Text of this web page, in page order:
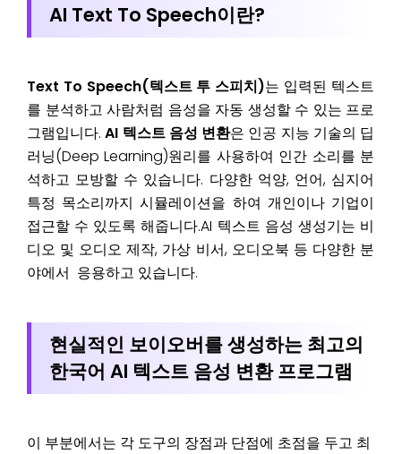
AI Text To Speech이란?
Text To Speech(텍스트 투 스피치)는 입력된 텍스트
를 분석하고 사람처럼 음성을 자동 생성할 수 있는 프로
그램입니다.AI 텍스트 음성 변환은 인공 지능 기술의 딥
러닝(Deep Learning)원리를 사용하여 인간 소리를 분
석하고 모방할 수 있습니다. 다양한 억양, 언어, 심지어
특정 목소리까지 시뮬레이션을 하여 개인이나 기업이
접근할 수 있도록 해줍니다.AI 텍스트 음성 생성기는 비
디오 및 오디오 제작, 가상 비서, 오디오북 등 다양한 분
야에서 응용하고 있습니다.
현실적인 보이오버를 생성하는 최고의
한국어 AI 텍스트 음성 변환 프로그램
이 부분에서는 각 도구의 장점과 단점에 초점을 두고 최